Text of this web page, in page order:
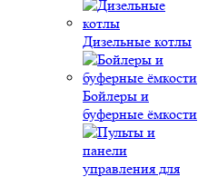
Дизельные котлы
Бойлеры и
буферные ёмкости